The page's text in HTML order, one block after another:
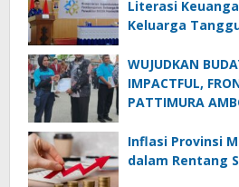
Literasi
Keluarga
WUJUDKAN
IMPACTFUL,
PATTIMURA
Inflasi Provinsi
dalam Rentang